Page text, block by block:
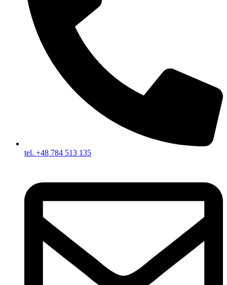
tel. +48 784 513 135